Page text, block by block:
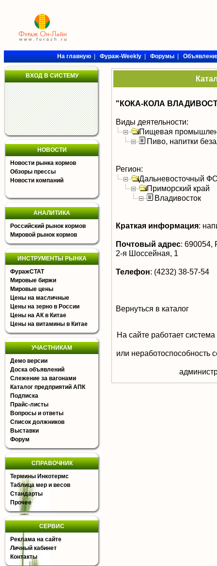
На главную|Фураж-Weekly|Форумы|
ВХОД В СИСТЕМУ
НОВОСТИ
Новости рынка кормов
Обзоры прессы
Новости компаний
АНАЛИТИКА
Российский рынок кормов
Мировой рынок кормов
ИНСТРУМЕНТЫ РЫНКА
ФуражСТАТ
Мировые биржи
Мировые цены
Цены на масличные
Цены на зерно в России
Цены на АК в Китае
Цены на витамины в Китае
УЧАСТНИКАМ
Демо версии
Доска объявлений
Слежение за вагонами
Каталог предприятий АПК
Подписка
Прайс-листы
Вопросы и ответы
Список должников
Выставки
Форум
СПРАВОЧНИК
Термины Инкотермс
Таблица мер и весов
Стандарты
Прочее
СЕРВИС
Реклама на сайте
Личный кабинет
Контакты
"КОКА-КОЛА
Виды деятельности:
Пищевая
Пиво, напитки
Регион:
Дальневосточный
Приморский край
Владивосток
Краткая информация:
Почтовый адрес: 690054,
2-я Шоссейная, 1
Телефон: (4232) 38-57-54
Вернуться в каталог
На сайте работает
или неработоспособность